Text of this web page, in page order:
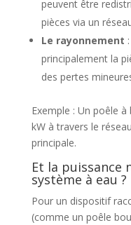
peuvent être
pièces via un
Le rayonnement
principalement la
des pertes
Exemple : Un poêle
kW à travers le
principale.
Et la puissance
système à eau ?
Pour un dispositif
(comme un poêle